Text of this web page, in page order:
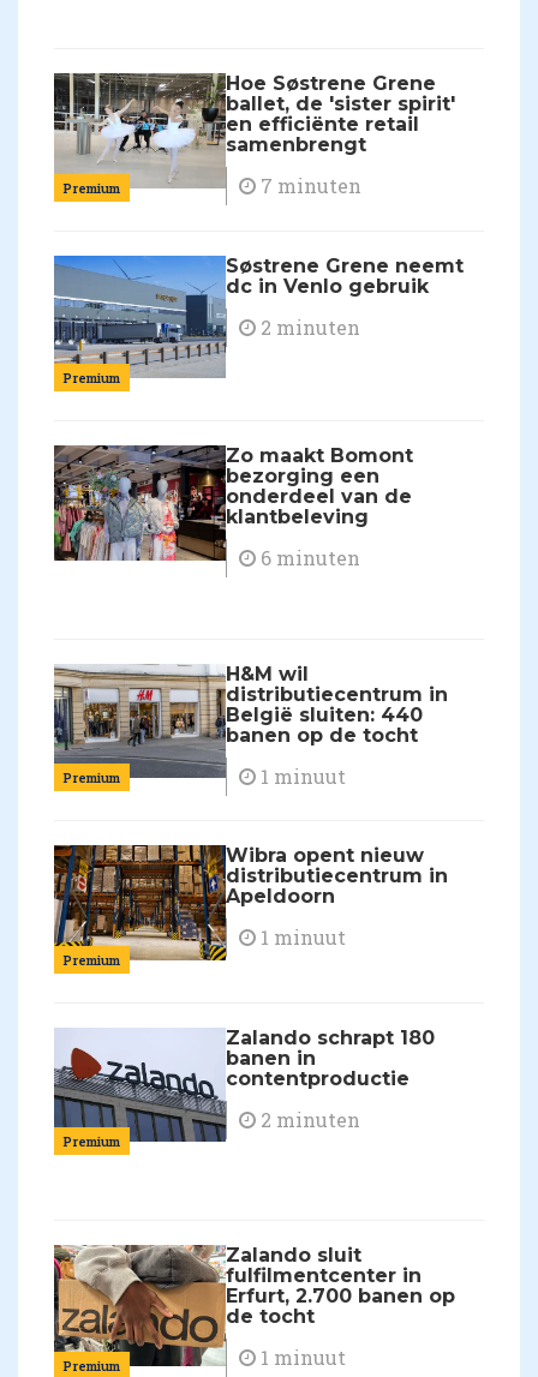
Premium
Hoe Søstrene Grene
ballet, de 'sister spirit'
en efficiënte retail
samenbrengt
7 minuten
Premium
Søstrene Grene neemt
dc in Venlo gebruik
2 minuten
Zo maakt Bomont
bezorging een
onderdeel van de
klantbeleving
6 minuten
Premium
H&M wil
distributiecentrum in
België sluiten: 440
banen op de tocht
1 minuut
Premium
Wibra opent nieuw
distributiecentrum in
Apeldoorn
1 minuut
Premium
Zalando schrapt 180
banen in
contentproductie
2 minuten
Premium
Zalando sluit
fulfilmentcenter in
Erfurt, 2.700 banen op
de tocht
1 minuut